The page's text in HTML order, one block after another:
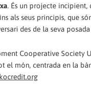
. És un projecte incipient,
als seus principis, que
des de la seva
Cooperative Society
món, centrada en la